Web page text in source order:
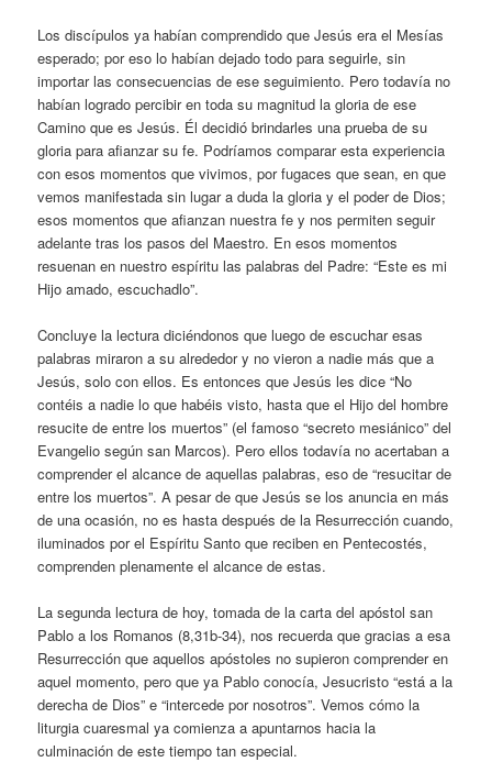
Los discípulos ya habían comprendido que Jesús era el Mesías
esperado; por eso lo habían dejado todo para seguirle, sin
importar las consecuencias de ese seguimiento. Pero todavía no
habían logrado percibir en toda su magnitud la gloria de ese
Camino que es Jesús. Él decidió brindarles una prueba de su
gloria para afianzar su fe. Podríamos comparar esta experiencia
con esos momentos que vivimos, por fugaces que sean, en que
vemos manifestada sin lugar a duda la gloria y el poder de Dios;
esos momentos que afianzan nuestra fe y nos permiten seguir
adelante tras los pasos del Maestro. En esos momentos
resuenan en nuestro espíritu las palabras del Padre: “Este es mi
Hijo amado, escuchadlo”.
Concluye la lectura diciéndonos que luego de escuchar esas
palabras miraron a su alrededor y no vieron a nadie más que a
Jesús, solo con ellos. Es entonces que Jesús les dice “No
contéis a nadie lo que habéis visto, hasta que el Hijo del hombre
resucite de entre los muertos” (el famoso “secreto mesiánico” del
Evangelio según san Marcos). Pero ellos todavía no acertaban a
comprender el alcance de aquellas palabras, eso de “resucitar de
entre los muertos”. A pesar de que Jesús se los anuncia en más
de una ocasión, no es hasta después de la Resurrección cuando,
iluminados por el Espíritu Santo que reciben en Pentecostés,
comprenden plenamente el alcance de estas.
La segunda lectura de hoy, tomada de la carta del apóstol san
Pablo a los Romanos (8,31b-34), nos recuerda que gracias a esa
Resurrección que aquellos apóstoles no supieron comprender en
aquel momento, pero que ya Pablo conocía, Jesucristo “está a la
derecha de Dios” e “intercede por nosotros”. Vemos cómo la
liturgia cuaresmal ya comienza a apuntarnos hacia la
culminación de este tiempo tan especial.